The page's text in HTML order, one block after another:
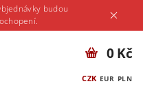
budou
CZK EUR PLN
0 Kč